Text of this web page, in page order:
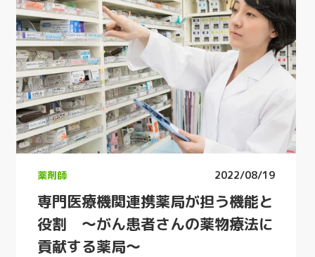
2022/08/19
薬剤師
専門医療機関連携薬局が担う機能と
役割 〜がん患者さんの薬物療法に
貢献する薬局〜